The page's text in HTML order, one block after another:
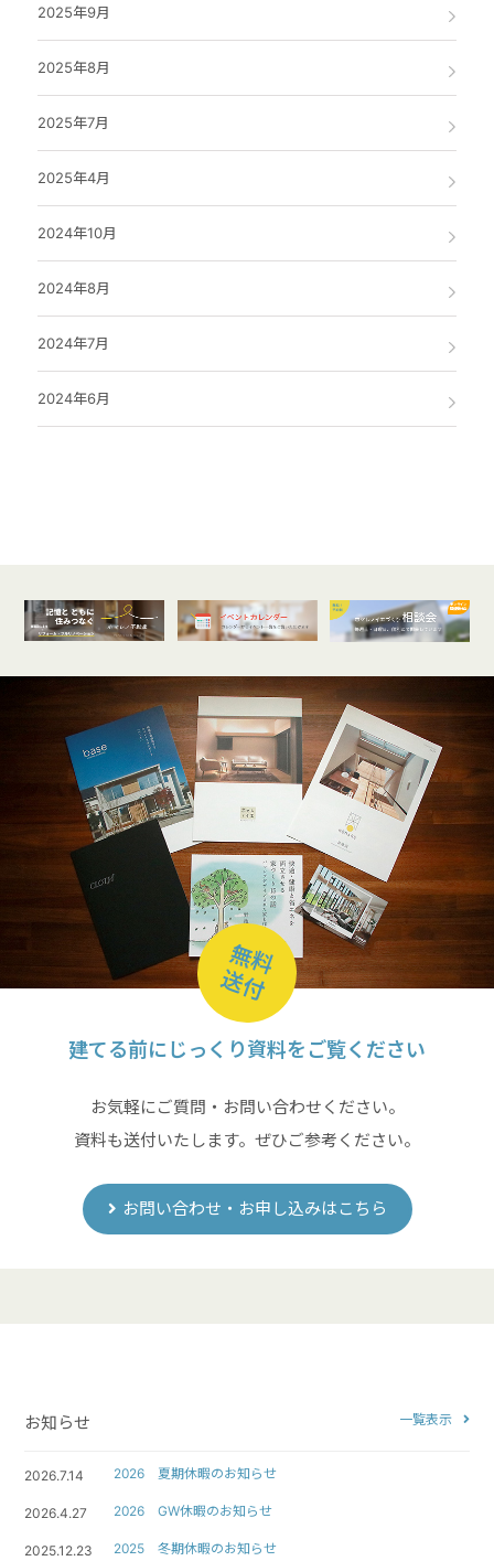
2025年9月
2025年8月
2025年7月
2025年4月
2024年10月
2024年8月
2024年7月
2024年6月
オンライン
開催受付中
無料
送付
建てる前にじっくり資料をご覧ください
お気軽にご質問・お問い合わせください。
資料も送付いたします。ぜひご参考ください。
お問い合わせ・お申し込みはこちら
お知らせ 一覧表示
2026.7.14 2026 夏期休暇のお知らせ
2026.4.27 2026 GW休暇のお知らせ
2025.12.23 2025 冬期休暇のお知らせ